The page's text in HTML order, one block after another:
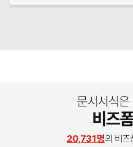
문서서식은
비즈
20,731명의 비즈